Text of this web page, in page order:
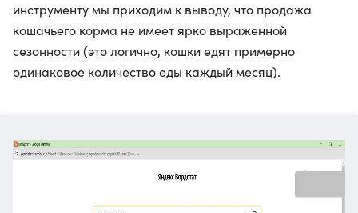
инструменту мы приходим к выводу, что продажа
кошачьего корма не имеет ярко выраженной
сезонности (это логично, кошки едят примерно
одинаковое количество еды каждый месяц).